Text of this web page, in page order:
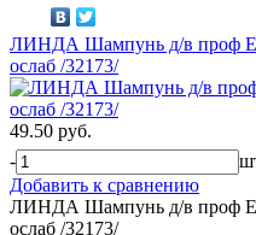
ЛИНДА Шампунь д/в проф
ослаб /32173/
49.50 руб.
-
Добавить к сравнению
ЛИНДА Шампунь д/в проф
ослаб /32173/